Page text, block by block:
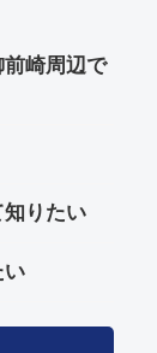
崎周辺で
りたい
い